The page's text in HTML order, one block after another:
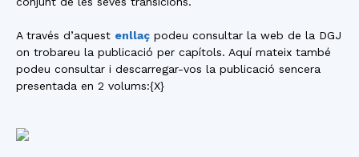
A través d’aquest enllaç podeu consultar la web de la DGJ
on trobareu la publicació per capítols. Aquí mateix també
podeu consultar i descarregar-vos la publicació sencera
presentada en 2 volums:{X}